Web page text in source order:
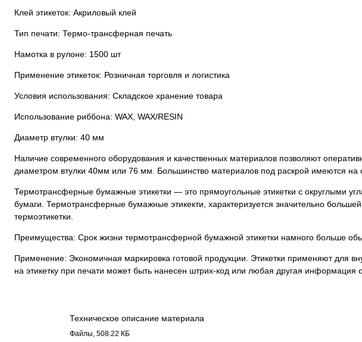
Клей этикеток: Акриловый клей
Тип печати: Термо-трансферная печать
Намотка в рулоне: 1500 шт
Применение этикеток: Розничная торговля и логистика
Условия использования: Складское хранение товара
Использование риббона: WAX, WAX/RESIN
Диаметр втулки: 40 мм
Наличие современного оборудования и качественных материалов позволяют
диаметром втулки 40мм или 76 мм. Большинство материалов под раскрой имеются на
Термотрансферные бумажные этикетки — это прямоугольные этикетки с округлыми
бумаги. Термотрансферные бумажные этикекти, характеризуется значительно
термоэтикетки.
Преимущества: Срок жизни термотрансферной бумажной этикетки намного больше
Применение: Экономичная маркировка готовой продукции. Этикетки применяют для
на этикетку при печати может быть нанесен штрих-код или любая другая информация
Техническое описание материала
Бумага полуглянец 3116.pdf
Файлы, 508.22 КБ